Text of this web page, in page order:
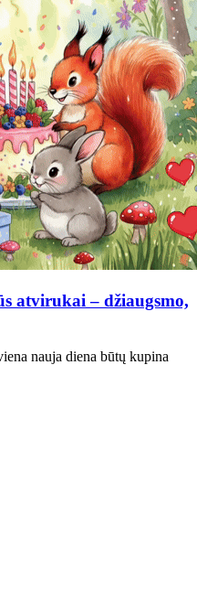
atvirukai – džiaugsmo,
nauja diena būtų kupina